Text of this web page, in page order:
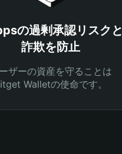
の過剰承認リスクと
詐欺を防止
ザーの資産を守ることは
Walletの使命です。